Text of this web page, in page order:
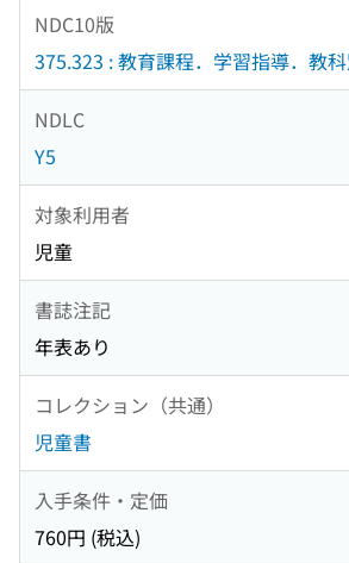
NDC10版
375.323 : 教育課程．学習指導．教
NDLC
Y5
対象利用者
児童
書誌注記
年表あり
コレクション（共通）
児童書
入手条件・定価
760円 (税込)